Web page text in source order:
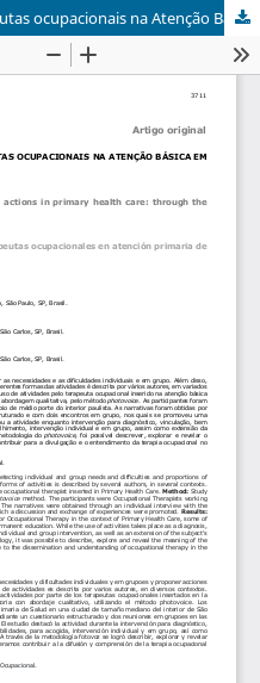
O uso das atividades por terapeutas ocupacionais na Atenção Básica em Saúde: pelas lentes das profissionais